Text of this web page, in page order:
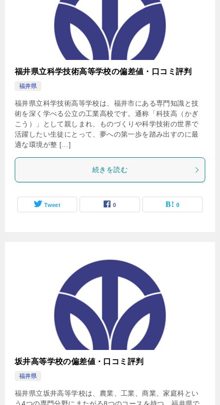
福井県立科学技術高等学校の偏差値・口コミ評判
福井県
福井県立科学技術高等学校は、福井市にある専門知識と技
術を深く学べる公立の工業高校です。通称「科技高（かぎ
こう）」として親しまれ、ものづくりや科学技術の世界で
活躍したい生徒にとって、夢への第一歩を踏み出すのに最
適な環境が整 […]
続きを読む
Tweet 0 0
坂井高等学校の偏差値・口コミ評判
福井県
福井県立坂井高等学校は、農業、工業、商業、家庭科とい